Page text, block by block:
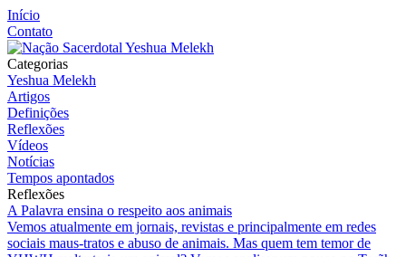
Início
Contato
Categorias
Yeshua Melekh
Artigos
Definições
Reflexões
Vídeos
Notícias
Tempos apontados
Reflexões
A Palavra ensina o respeito aos animais
Vemos atualmente em jornais, revistas e principalmente em redes
sociais maus-tratos e abuso de animais. Mas quem tem temor de